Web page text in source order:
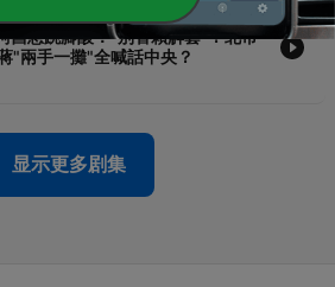
蔣萬安倒閣說頻遭打
昌急跳腳酸："別替賴解套"？北市
"兩手一攤"全喊話中央？
显示更多剧集